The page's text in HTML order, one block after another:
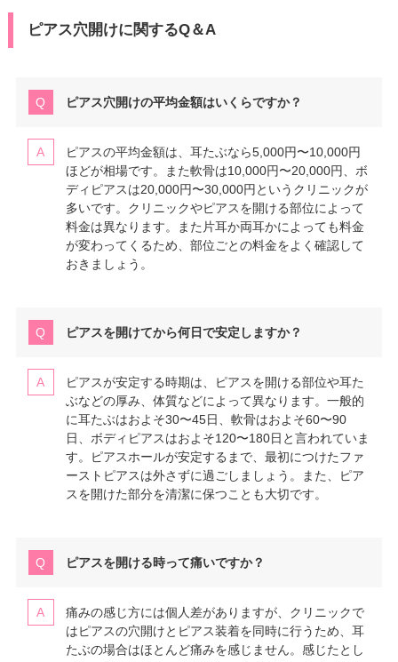
ピアス穴開けに関するQ＆A
ピアス穴開けの平均金額はいくらですか？
ピアスの平均金額は、耳たぶなら5,000円〜10,000円
ほどが相場です。また軟骨は10,000円〜20,000円、ボ
ディピアスは20,000円〜30,000円というクリニックが
多いです。クリニックやピアスを開ける部位によって
料金は異なります。また片耳か両耳かによっても料金
が変わってくるため、部位ごとの料金をよく確認して
おきましょう。
ピアスを開けてから何日で安定しますか？
ピアスが安定する時期は、ピアスを開ける部位や耳た
ぶなどの厚み、体質などによって異なります。一般的
に耳たぶはおよそ30〜45日、軟骨はおよそ60〜90
日、ボディピアスはおよそ120〜180日と言われていま
す。ピアスホールが安定するまで、最初につけたファ
ーストピアスは外さずに過ごしましょう。また、ピア
スを開けた部分を清潔に保つことも大切です。
ピアスを開ける時って痛いですか？
痛みの感じ方には個人差がありますが、クリニックで
はピアスの穴開けとピアス装着を同時に行うため、耳
たぶの場合はほとんど痛みを感じません。感じたとし